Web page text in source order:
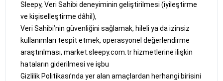
Sleepy, Veri Sahibi deneyiminin geliştirilmesi (iyileştirme
ve kişiselleştirme dâhil),
Veri Sahibi’nin güvenliğini sağlamak, hileli ya da izinsiz
kullanımları tespit etmek, operasyonel değerlendirme
araştırılması, market.sleepy.com.tr hizmetlerine ilişkin
hataların giderilmesi ve işbu
Gizlilik Politikası’nda yer alan amaçlardan herhangi birisini